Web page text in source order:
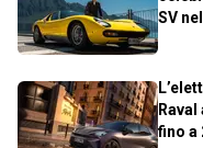
SV
fino a